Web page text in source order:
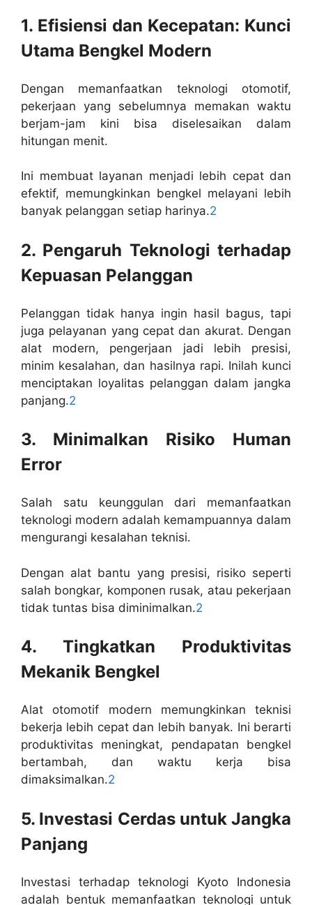
1. Efisiensi dan Kecepatan: Kunci
Utama Bengkel Modern
Dengan memanfaatkan teknologi otomotif,
pekerjaan yang sebelumnya memakan waktu
berjam-jam kini bisa diselesaikan dalam
hitungan menit.
Ini membuat layanan menjadi lebih cepat dan
efektif, memungkinkan bengkel melayani lebih
banyak pelanggan setiap harinya.2
2. Pengaruh Teknologi terhadap
Kepuasan Pelanggan
Pelanggan tidak hanya ingin hasil bagus, tapi
juga pelayanan yang cepat dan akurat. Dengan
alat modern, pengerjaan jadi lebih presisi,
minim kesalahan, dan hasilnya rapi. Inilah kunci
menciptakan loyalitas pelanggan dalam jangka
panjang.2
3. Minimalkan Risiko Human
Error
Salah satu keunggulan dari memanfaatkan
teknologi modern adalah kemampuannya dalam
mengurangi kesalahan teknisi.
Dengan alat bantu yang presisi, risiko seperti
salah bongkar, komponen rusak, atau pekerjaan
tidak tuntas bisa diminimalkan.2
4. Tingkatkan Produktivitas
Mekanik Bengkel
Alat otomotif modern memungkinkan teknisi
bekerja lebih cepat dan lebih banyak. Ini berarti
produktivitas meningkat, pendapatan bengkel
bertambah, dan waktu kerja bisa
dimaksimalkan.2
5. Investasi Cerdas untuk Jangka
Panjang
Investasi terhadap teknologi Kyoto Indonesia
adalah bentuk memanfaatkan teknologi untuk